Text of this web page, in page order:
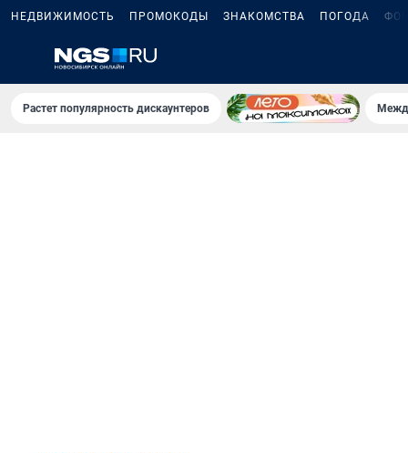
НЕДВИЖИМОСТЬ ПРОМОКОДЫ ЗНАКОМСТВА ПОГОДА
Растет популярность дискаунтеров